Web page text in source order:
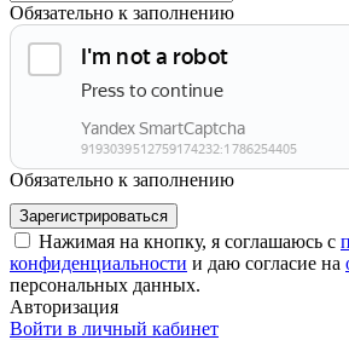
Обязательно к заполнению
Обязательно к заполнению
Нажимая на кнопку, я соглашаюсь с
конфиденциальности и даю согласие на
персональных данных.
Авторизация
Войти в личный кабинет